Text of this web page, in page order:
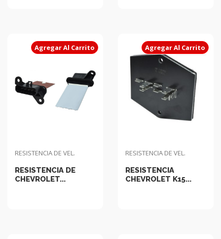
Agregar Al Carrito
RESISTENCIA DE VEL.
RESISTENCIA DE
CHEVROLET...
Agregar Al Carrito
RESISTENCIA DE VEL.
RESISTENCIA
CHEVROLET K15...